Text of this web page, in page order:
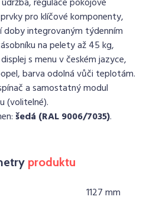
pro klíčové komponenty,
doby integrovaným týdenním
na pelety až 45 kg,
s menu v českém jazyce,
barva odolná vůči teplotám.
a samostatný modul
(volitelné).
šedá (RAL 9006/7035).
produktu
1127 mm